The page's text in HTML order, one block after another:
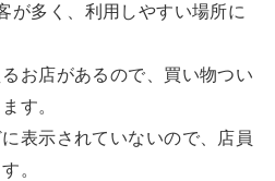
が多く、利用しやすい場所に
お店があるので、買い物つい
す。
表示されていないので、店員
。